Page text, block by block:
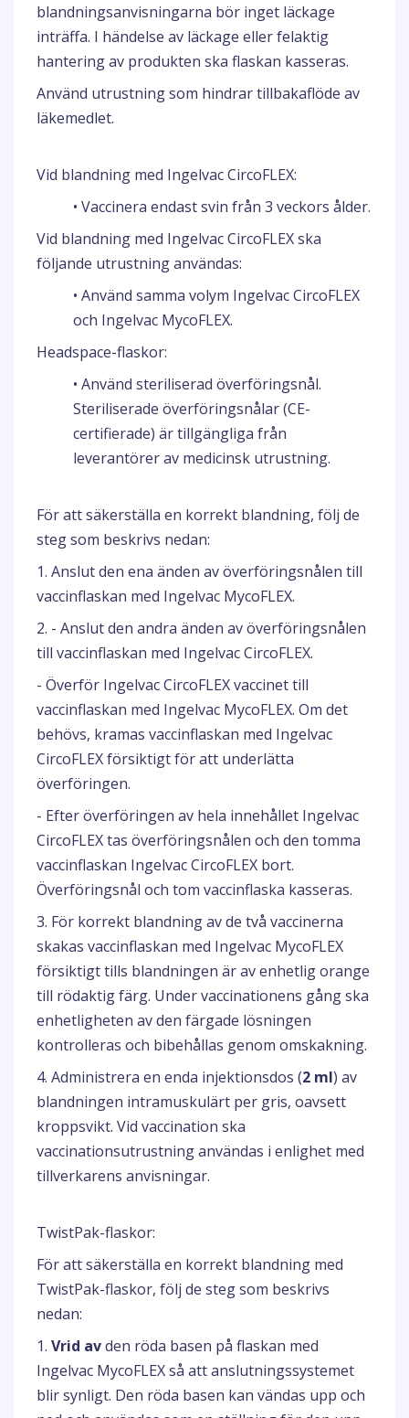
blandningsanvisningarna bör inget läckage
inträffa. I händelse av läckage eller felaktig
hantering av produkten ska flaskan kasseras.
Använd utrustning som hindrar tillbakaflöde av
läkemedlet.
Vid blandning med Ingelvac CircoFLEX:
• Vaccinera endast svin från 3 veckors ålder.
Vid blandning med Ingelvac CircoFLEX ska
följande utrustning användas:
• Använd samma volym Ingelvac CircoFLEX
och Ingelvac MycoFLEX.
Headspace-flaskor:
• Använd steriliserad överföringsnål.
Steriliserade överföringsnålar (CE-
certifierade) är tillgängliga från
leverantörer av medicinsk utrustning.
För att säkerställa en korrekt blandning, följ de
steg som beskrivs nedan:
1. Anslut den ena änden av överföringsnålen till
vaccinflaskan med Ingelvac MycoFLEX.
2. - Anslut den andra änden av överföringsnålen
till vaccinflaskan med Ingelvac CircoFLEX.
- Överför Ingelvac CircoFLEX vaccinet till
vaccinflaskan med Ingelvac MycoFLEX. Om det
behövs, kramas vaccinflaskan med Ingelvac
CircoFLEX försiktigt för att underlätta
överföringen.
- Efter överföringen av hela innehållet Ingelvac
CircoFLEX tas överföringsnålen och den tomma
vaccinflaskan Ingelvac CircoFLEX bort.
Överföringsnål och tom vaccinflaska kasseras.
3. För korrekt blandning av de två vaccinerna
skakas vaccinflaskan med Ingelvac MycoFLEX
försiktigt tills blandningen är av enhetlig orange
till rödaktig färg. Under vaccinationens gång ska
enhetligheten av den färgade lösningen
kontrolleras och bibehållas genom omskakning.
4. Administrera en enda injektionsdos (2 ml) av
blandningen intramuskulärt per gris, oavsett
kroppsvikt. Vid vaccination ska
vaccinationsutrustning användas i enlighet med
tillverkarens anvisningar.
TwistPak-flaskor:
För att säkerställa en korrekt blandning med
TwistPak-flaskor, följ de steg som beskrivs
nedan:
1. Vrid avden röda basen på flaskan med
Ingelvac MycoFLEX så att anslutningssystemet
blir synligt. Den röda basen kan vändas upp och